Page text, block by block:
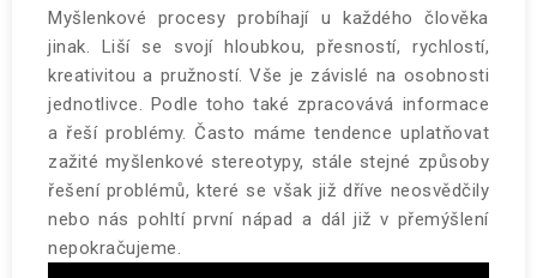
Myšlenkové procesy probíhají u každého člověka
jinak. Liší se svojí hloubkou, přesností, rychlostí,
kreativitou a pružností. Vše je závislé na osobnosti
jednotlivce. Podle toho také zpracovává informace
a řeší problémy. Často máme tendence uplatňovat
zažité myšlenkové stereotypy, stále stejné způsoby
řešení problémů, které se však již dříve neosvědčily
nebo nás pohltí první nápad a dál již v přemýšlení
nepokračujeme.